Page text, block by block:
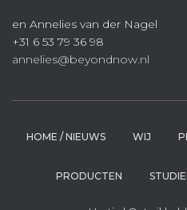
en Annelies van der Nagel
+31 6 53 79 36 98
annelies@beyondnow.nl
HOME / NIEUWS WIJ
PRODUCTEN